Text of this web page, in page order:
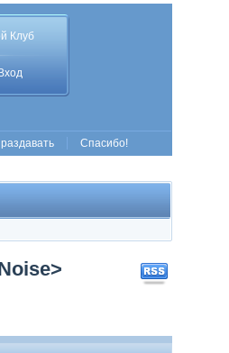
Клуб
Вход
раздавать Спасибо!